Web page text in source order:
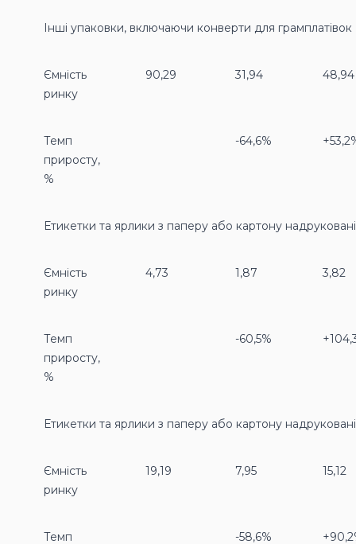
Інші упаковки, включаючи конверти для грамплатівок
Ємність
ринку
90,29 31,94 48,94
Темп
приросту,
%
-64,6%
Етикетки та ярлики з паперу або картону
Ємність
ринку
4,73 1,87 3,82
Темп
приросту,
%
-60,5%
Етикетки та ярлики з паперу або картону надруковані
Ємність
ринку
19,19 7,95 15,12
Темп
-58,6%